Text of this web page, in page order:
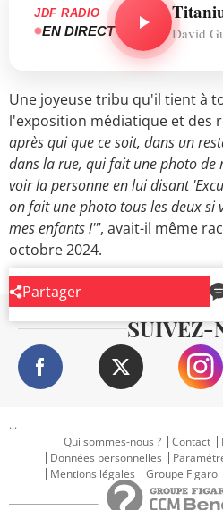
JDF RADIO
EN DIRECT David
Une joyeuse tribu qu'il tient à
l'exposition médiatique et des
après qui que ce soit, dans un
dans la rue, qui fait une photo de
voir la personne en lui disant
on fait une photo tous les deux si
mes enfants !'", avait-il même
octobre 2024.
Partager
SUIVEZ-
...
Qui sommes-nous ?
Contact
Données personnelles
Mentions légales
Groupe Figaro